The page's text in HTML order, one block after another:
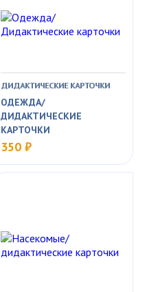
ДИДАКТИЧЕСКИЕ КАРТОЧКИ
ОДЕЖДА/
ДИДАКТИЧЕСКИЕ
КАРТОЧКИ
350 ₽